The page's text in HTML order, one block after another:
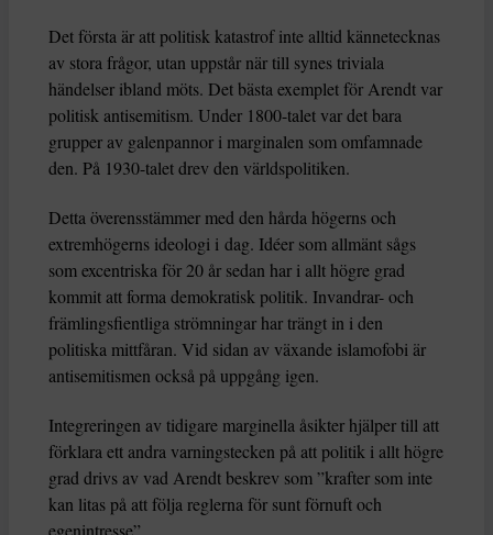
Det första är att politisk katastrof inte alltid kännetecknas
av stora frågor, utan uppstår när till synes triviala
händelser ibland möts. Det bästa exemplet för Arendt var
politisk antisemitism. Under 1800-talet var det bara
grupper av galenpannor i marginalen som omfamnade
den. På 1930-talet drev den världspolitiken.
Detta överensstämmer med den hårda högerns och
extremhögerns ideologi i dag. Idéer som allmänt sågs
som excentriska för 20 år sedan har i allt högre grad
kommit att forma demokratisk politik. Invandrar- och
främlingsfientliga strömningar har trängt in i den
politiska mittfåran. Vid sidan av växande islamofobi är
antisemitismen också på uppgång igen.
Integreringen av tidigare marginella åsikter hjälper till att
förklara ett andra varningstecken på att politik i allt högre
grad drivs av vad Arendt beskrev som ”krafter som inte
kan litas på att följa reglerna för sunt förnuft och